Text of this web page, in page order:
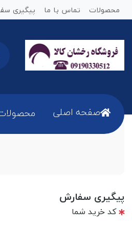
محصولات تماس با ما پیگیری
صفحه اصلی
پیگیری سفارش
کد خرید شما